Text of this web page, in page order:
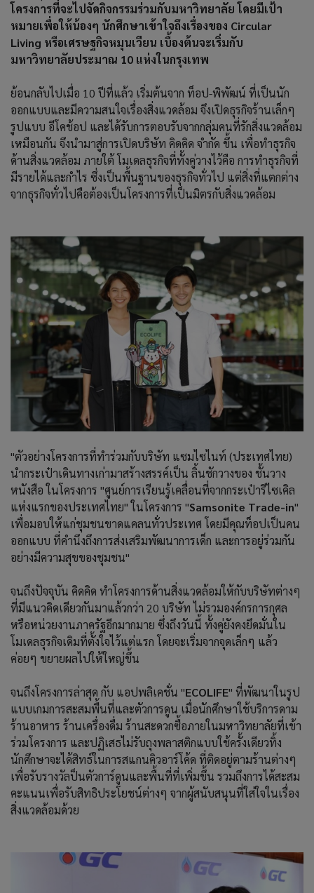
โครงการที่จะไปจัดกิจกรรมร่วมกับมหาวิทยาลัย โดยมีเป้า
หมายเพื่อให้น้องๆ นักศึกษาเข้าใจถึงเรื่องของ Circular
Living หรือเศรษฐกิจหมุนเวียน เบื้องต้นจะเริ่มกับ
มหาวิทยาลัยประมาณ 10 แห่งในกรุงเทพ
ย้อนกลับไปเมื่อ 10 ปีที่แล้ว เริ่มต้นจาก ท็อป-พิพัฒน์ ที่เป็นนัก
ออกแบบและมีความสนใจเรื่องสิ่งแวดล้อม จึงเปิดธุรกิจร้านเล็กๆ
รูปแบบ อีโคช้อป และได้รับการตอบรับจากกลุ่มคนที่รักสิ่งแวดล้อม
เหมือนกัน จึงนำมาสู่การเปิดบริษัท คิดคิด จำกัด ขึ้น เพื่อทำธุรกิจ
ด้านสิ่งแวดล้อม ภายใต้ โมเดลธุรกิจที่ทั้งคู่วางไว้คือ การทำธุรกิจที่
มีรายได้และกำไร ซึ่งเป็นพื้นฐานของธุรกิจทั่วไป แต่สิ่งที่แตกต่าง
จากธุรกิจทั่วไปคือต้องเป็นโครงการที่เป็นมิตรกับสิ่งแวดล้อม
"ตัวอย่างโครงการที่ทำร่วมกับบริษัท แซมไซไนท์ (ประเทศไทย)
นำกระเป๋าเดินทางเก่ามาสร้างสรรค์เป็น ลิ้นชักวางของ ชั้นวาง
หนังสือ ในโครงการ "ศูนย์การเรียนรู้เคลื่อนที่จากกระเป๋ารีไซเคิล
แห่งแรกของประเทศไทย" ในโครงการ "Samsonite Trade-in"
เพื่อมอบให้แก่ชุมชนขาดแคลนทั่วประเทศ โดยมีคุณท็อปเป็นคน
ออกแบบ ที่คำนึงถึงการส่งเสริมพัฒนาการเด็ก และการอยู่ร่วมกัน
อย่างมีความสุขของชุมชน"
จนถึงปัจจุบัน คิดคิด ทำโครงการด้านสิ่งแวดล้อมให้กับบริษัทต่างๆ
ที่มีแนวคิดเดียวกันมาแล้วกว่า 20 บริษัท ไม่รวมองค์กรการกุศล
หรือหน่วยงานภาครัฐอีกมากมาย ซึ่งถึงวันนี้ ทั้งคู่ยังคงยึดมั่นใน
โมเดลธุรกิจเดิมที่ตั้งใจไว้แต่แรก โดยจะเริ่มจากจุดเล็กๆ แล้ว
ค่อยๆ ขยายผลไปให้ใหญ่ขึ้น
จนถึงโครงการล่าสุด กับ แอปพลิเคชั่น "ECOLIFE" ที่พัฒนาในรูป
แบบเกมการสะสมพื้นที่และตัวการดูน เมื่อนักศึกษาใช้บริการดาม
ร้านอาหาร ร้านเครื่องดื่ม ร้านสะดวกซื้อภายในมหาวิทยาลัยที่เข้า
ร่วมโครงการ และปฏิเสธไม่รับถุงพลาสติกแบบใช้ครั้งเดียวทิ้ง
นักศึกษาจะได้สิทธ์ในการสแกนคิวอาร์โค้ด ที่ติดอยู่ตามร้านต่างๆ
เพื่อรับรางวัลป็นตัวการ์ดูนและพื้นที่ที่เพิ่มขึ้น รวมถึงการได้สะสม
คะแนนเพื่อรับสิทธิประโยชน์ต่างๆ จากผู้สนับสนุนที่ใส่ใจในเรื่อง
สิ่งแวดล้อมด้วย